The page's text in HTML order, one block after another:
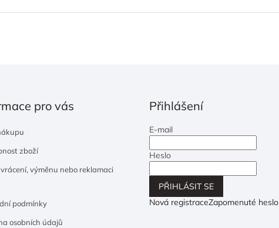
pro vás
zboží
vrácení, výměnu nebo reklamaci
podmínky
osobních údajů
Přihlášení
E-mail
Heslo
PŘIHLÁSIT SE
Nová registraceZapomenuté heslo